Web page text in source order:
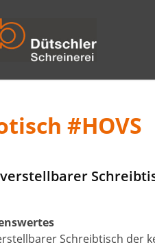
#HOVS
Schreibtisch der